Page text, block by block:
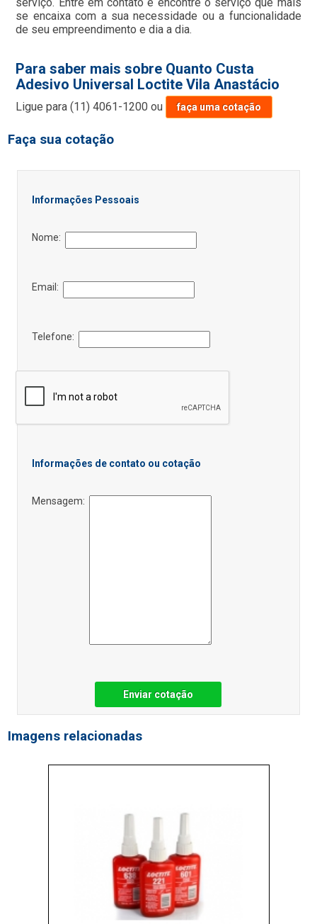
se encaixa com a sua necessidade ou a funcionalidade
de seu empreendimento e dia a dia.
Para saber mais sobre Quanto Custa
Adesivo Universal Loctite Vila Anastácio
Ligue para(11) 4061-1200 ou faça uma cotação
Faça sua cotação
Informações Pessoais
Nome:
Email:
Telefone:
Informações de contato ou cotação
Mensagem:
Enviar cotação
Imagens relacionadas